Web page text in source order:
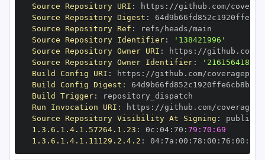
Source Repository URI : https :
Source Repository Digest :
Source Repository Ref :
Source Repository Identifier:
'138421996'
Source Repository Owner URI : https :
Source Repository Owner Identifier:
'216156418'
Build Config URI : https :
Build Config Digest :
Build Trigger:
Run Invocation URI : https :
Source Repository Visibility At Signing :
1.3.6.1.4.1.57264.1.23 : 0c : 04: 70 : 79:70:69
1.3.6.1.4.1.11129.2.4.2 : 04: 7a : 00 : 78 : 00 : 76 : 00 : dd